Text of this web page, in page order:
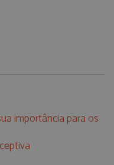
importância para os